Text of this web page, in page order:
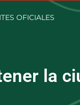
OFICIALES
la